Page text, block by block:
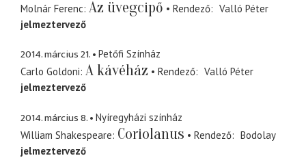
Molnár Ferenc Az üvegcipő Rendező
Valló Péter
jelmeztervező
2014. március 21.
Petőfi Színház
Carlo Goldoni A kávéház Rendező
Valló Péter
jelmeztervező
2014. március 8.
Nyíregyházi színház
William Shakespeare Coriolanus Rendező
Bodolay
jelmeztervező